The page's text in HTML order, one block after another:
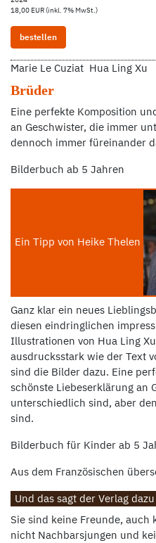
18,00 EUR (inkl. 7% MwSt.)
bestellen
Marie Le Cuziat Hua Ling Xu
Brüder
Eine perfekte Komposition
an Geschwister, die immer
dennoch immer füreinander
Bilderbuch ab 5 Jahren
Ein Tipp von Heike Thelen
Ganz klar ein neues
diesen eindringlichen
Illustrationen von Hua Ling
ausdrucksstark wie der Text
sind die Bilder dazu. Eine
schönste Liebeserklärung an
unterschiedlich sind, aber
sind.
Bilderbuch für Kinder ab 5
Aus dem Französischen
Und das sagt der Verlag dazu
Sie sind keine Freunde, auch
nicht Nachbarsjungen und